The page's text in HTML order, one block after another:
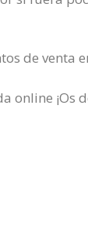
de venta
online ¡Os